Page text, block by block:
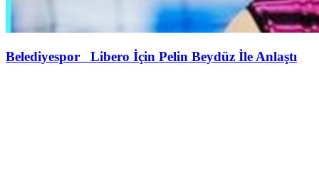
Belediyespor Libero İçin Pelin Beydüz İle Anlaştı